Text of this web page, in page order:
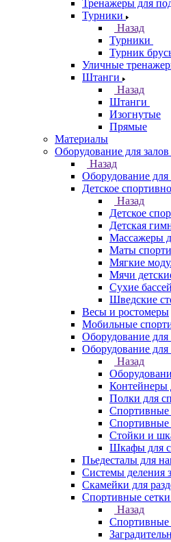
Тренажеры для
Турники
Назад
Турники
Турник
Уличные
Штанги
Назад
Штанги
Изогнутые
Прямые
Материалы
Оборудование для залов
Назад
Оборудование для
Детское
Назад
Детское
Детская
Массажеры
Маты
Мягкие
Мячи
Сухие
Шведские
Весы и ростомеры
Мобильные
Оборудование для
Оборудование для
Назад
Контейнеры
Полки для
Спортивные
Спортивные
Стойки и
Шкафы для
Пьедесталы для
Системы деления
Скамейки для
Спортивные сетки
Назад
Спортивные